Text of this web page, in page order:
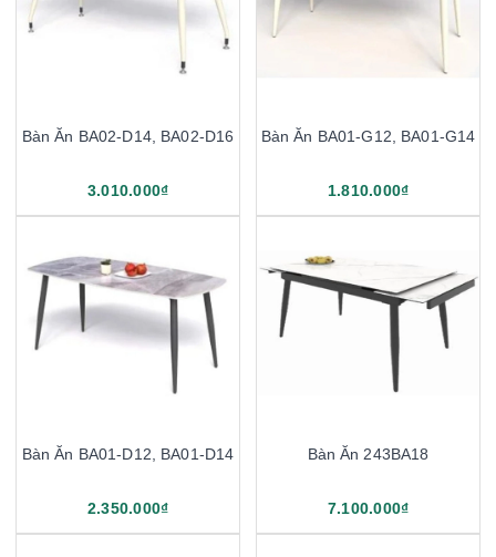
Bàn Ăn BA02-D14, BA02-D16
3.010.000₫
Bàn Ăn BA01-G12, BA01-G14
1.810.000₫
Bàn Ăn BA01-D12, BA01-D14
2.350.000₫
Bàn Ăn 243BA18
7.100.000₫